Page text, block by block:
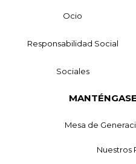
Ocio
Responsabilidad Social
Sociales
Mesa de
Nuestros